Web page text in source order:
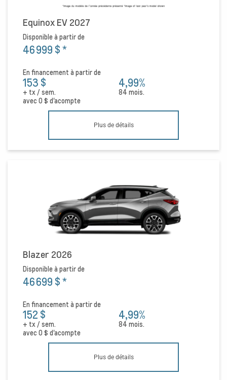
Equinox EV 2027
Disponible à partir de
46 999 $*
En financement à partir de
153 $
+ tx / sem.
4,99%
84 mois.
avec0 $ d'acompte
Plus de détails
Blazer 2026
Disponible à partir de
46 699 $*
En financement à partir de
152 $
+ tx / sem.
4,99%
84 mois.
avec0 $ d'acompte
Plus de détails